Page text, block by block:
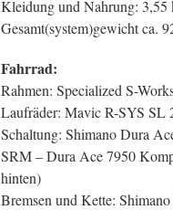
Kleidung und Nahrung: 3,55
Gesamt(system)gewicht ca.
Fahrrad:
Rahmen: Specialized S-
Laufräder: Mavic R-SYS SL
Schaltung: Shimano Dura
SRM – Dura Ace 7950
hinten)
Bremsen und Kette: